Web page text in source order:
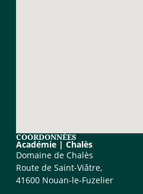
COORDONNÉES
Académie | Chalès
Domaine de Chalès
Route de Saint-Viâtre,
41600 Nouan-le-Fuzelier